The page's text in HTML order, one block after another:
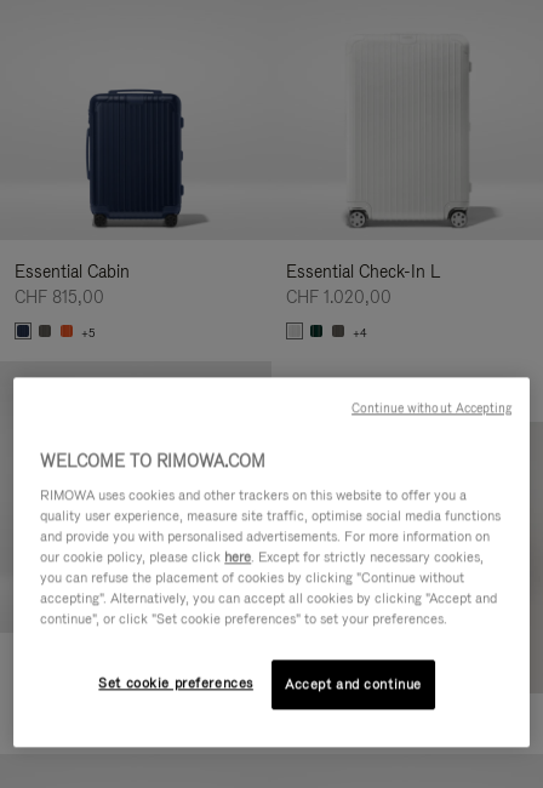
Essential Cabin
CHF 815,00
+5
Essential Check-In L
CHF 1.020,00
+4
CHF 940,00
WELCOME TO RIMOWA.COM
RIMOWA uses cookies and other trackers on this website to offer you a
quality user experience, measure site traffic, optimise social media functions
and provide you with personalised advertisements. For more information on
our cookie policy, please click here. Except for strictly necessary cookies,
you can refuse the placement of cookies by clicking "Continue without
accepting". Alternatively, you can accept all cookies by clicking "Accept and
continue", or click "Set cookie preferences" to set your preferences.
Set cookie preferences Accept and continue
Continue without Accepting